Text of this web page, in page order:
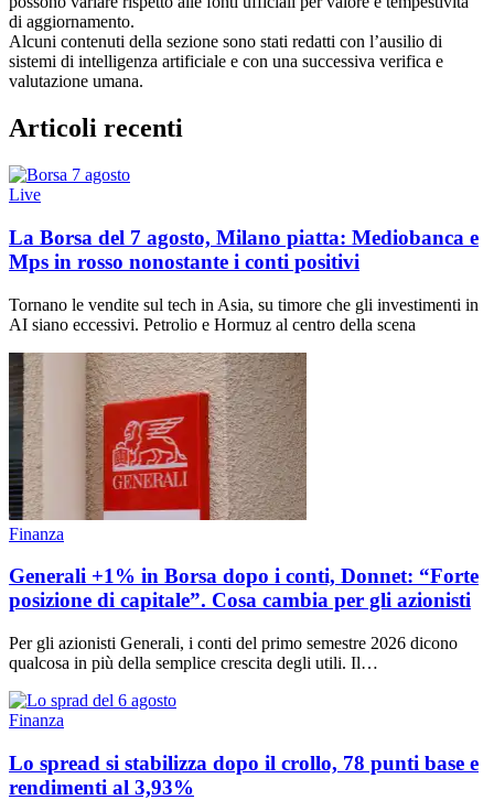
di aggiornamento.
Alcuni contenuti della sezione sono stati redatti con l’ausilio di
sistemi di intelligenza artificiale e con una successiva verifica e
valutazione umana.
Articoli recenti
Live
La Borsa del 7 agosto, Milano piatta: Mediobanca e
Mps in rosso nonostante i conti positivi
Tornano le vendite sul tech in Asia, su timore che gli investimenti in
AI siano eccessivi. Petrolio e Hormuz al centro della scena
Finanza
Generali +1% in Borsa dopo i conti, Donnet: “Forte
posizione di capitale”. Cosa cambia per gli azionisti
Per gli azionisti Generali, i conti del primo semestre 2026 dicono
qualcosa in più della semplice crescita degli utili. Il…
Finanza
Lo spread si stabilizza dopo il crollo, 78 punti base e
rendimenti al 3,93%